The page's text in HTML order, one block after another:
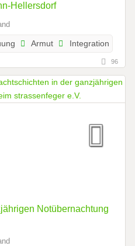
Hellersdorf
Armut Integration
96
Notübernachtung